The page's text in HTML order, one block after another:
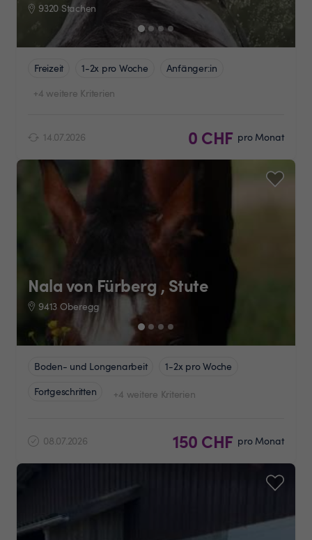
9320 Stachen
Freizeit 1-2x pro Woche
Anfänger:in
+4 weitere Kriterien
14.07.2026 0 CHF pro Monat
Nala von Fürberg , Stute
9413 Oberegg
Boden- und Longenarbeit
1-2x pro Woche
Fortgeschritten
+4 weitere Kriterien
08.07.2026 150 CHF pro Monat